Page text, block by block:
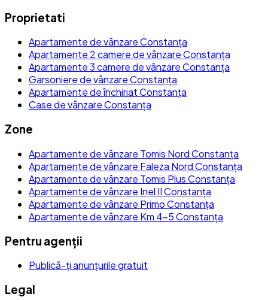
Proprietati
Apartamente de vânzare Constanța
Apartamente 2 camere de vânzare Constanța
Apartamente 3 camere de vânzare Constanța
Garsoniere de vânzare Constanța
Apartamente de închiriat Constanța
Case de vânzare Constanța
Zone
Apartamente de vânzare Tomis Nord Constanța
Apartamente de vânzare Faleza Nord Constanța
Apartamente de vânzare Tomis Plus Constanța
Apartamente de vânzare Inel II Constanța
Apartamente de vânzare Primo Constanța
Apartamente de vânzare Km 4-5 Constanța
Pentru agenții
Publică-ți anunțurile gratuit
Legal